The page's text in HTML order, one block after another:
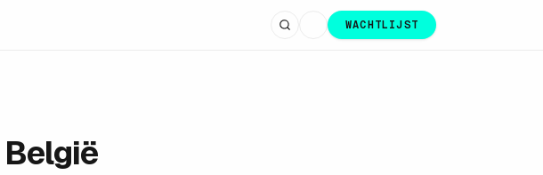
WACHTLIJST